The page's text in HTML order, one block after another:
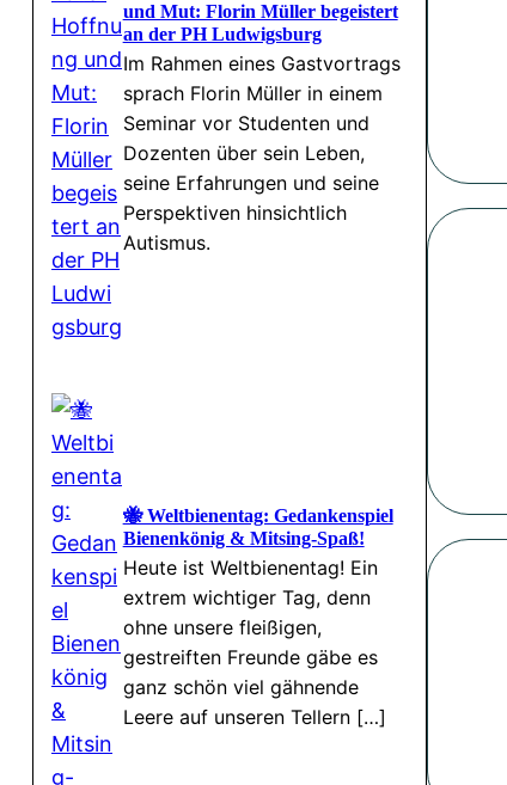
und Mut: Florin Müller begeistert
an der PH Ludwigsburg
Im Rahmen eines Gastvortrags
sprach Florin Müller in einem
Seminar vor Studenten und
Dozenten über sein Leben,
seine Erfahrungen und seine
Perspektiven hinsichtlich
Autismus.
🐝 Weltbienentag: Gedankenspiel
Bienenkönig & Mitsing-Spaß!
Heute ist Weltbienentag! Ein
extrem wichtiger Tag, denn
ohne unsere fleißigen,
gestreiften Freunde gäbe es
ganz schön viel gähnende
Leere auf unseren Tellern […]